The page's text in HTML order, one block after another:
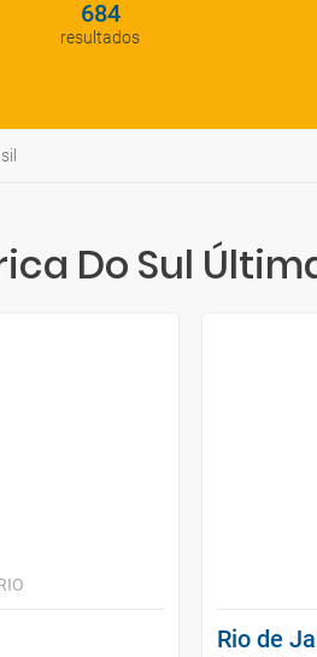
684
resultados
Do Sul
Rio de